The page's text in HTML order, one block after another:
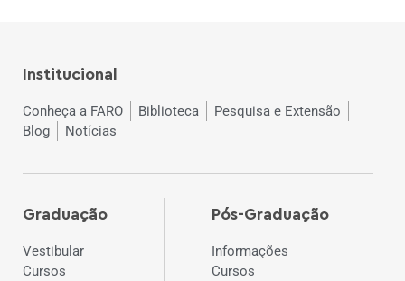
Institucional
Conheça a FARO Biblioteca
Pesquisa e Extensão
Blog
Notícias
Graduação
Vestibular
Cursos
Pós-Graduação
Informações
Cursos